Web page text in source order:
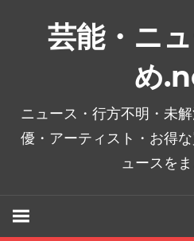
芸能・ニ
め
ニュース・行方不明・未
優・アーティスト・お得
ュースをま